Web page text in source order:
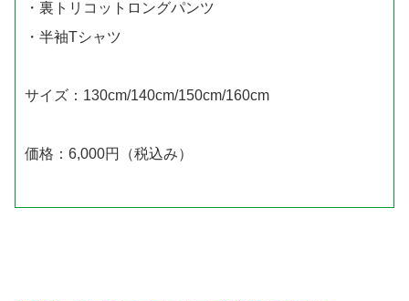
・裏トリコットロングパンツ
・半袖Tシャツ
サイズ：130cm/140cm/150cm/160cm
価格：6,000円（税込み）